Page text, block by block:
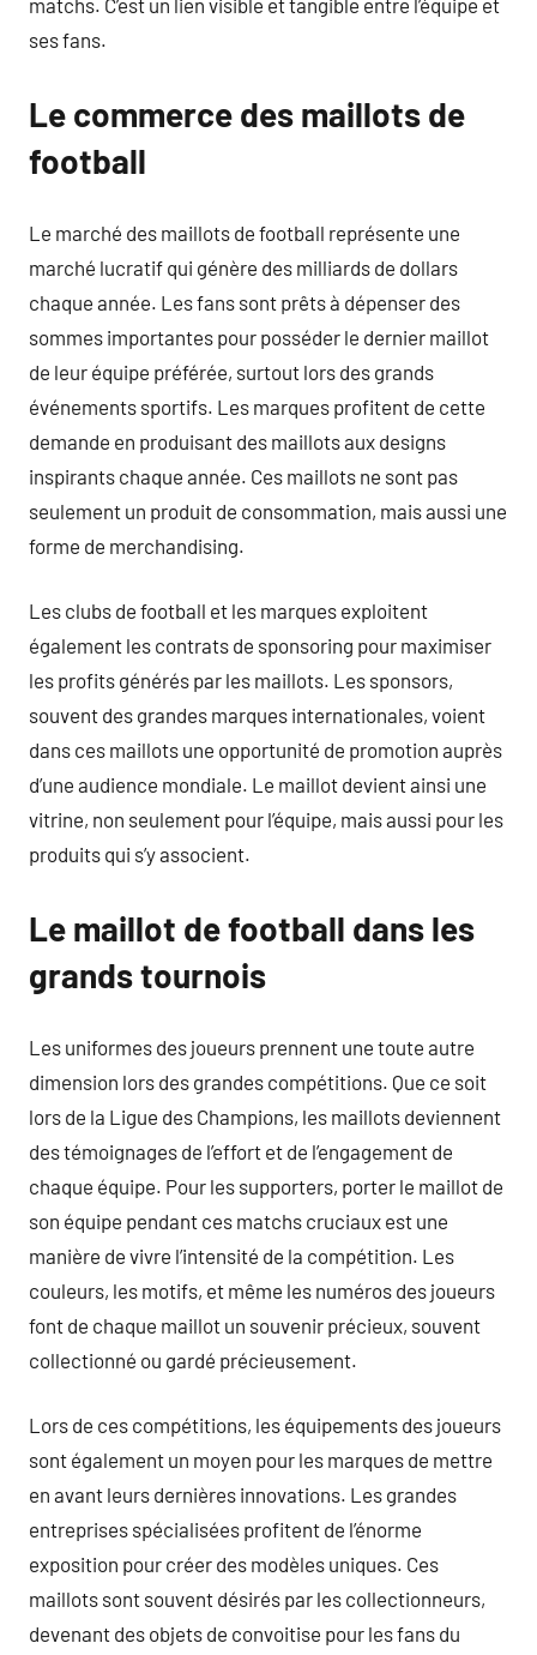
matchs. C’est un lien visible et tangible entre l’équipe et
ses fans.
Le commerce des maillots de
football
Le marché des maillots de football représente une
marché lucratif qui génère des milliards de dollars
chaque année. Les fans sont prêts à dépenser des
sommes importantes pour posséder le dernier maillot
de leur équipe préférée, surtout lors des grands
événements sportifs. Les marques profitent de cette
demande en produisant des maillots aux designs
inspirants chaque année. Ces maillots ne sont pas
seulement un produit de consommation, mais aussi une
forme de merchandising.
Les clubs de football et les marques exploitent
également les contrats de sponsoring pour maximiser
les profits générés par les maillots. Les sponsors,
souvent des grandes marques internationales, voient
dans ces maillots une opportunité de promotion auprès
d’une audience mondiale. Le maillot devient ainsi une
vitrine, non seulement pour l’équipe, mais aussi pour les
produits qui s’y associent.
Le maillot de football dans les
grands tournois
Les uniformes des joueurs prennent une toute autre
dimension lors des grandes compétitions. Que ce soit
lors de la Ligue des Champions, les maillots deviennent
des témoignages de l’effort et de l’engagement de
chaque équipe. Pour les supporters, porter le maillot de
son équipe pendant ces matchs cruciaux est une
manière de vivre l’intensité de la compétition. Les
couleurs, les motifs, et même les numéros des joueurs
font de chaque maillot un souvenir précieux, souvent
collectionné ou gardé précieusement.
Lors de ces compétitions, les équipements des joueurs
sont également un moyen pour les marques de mettre
en avant leurs dernières innovations. Les grandes
entreprises spécialisées profitent de l’énorme
exposition pour créer des modèles uniques. Ces
maillots sont souvent désirés par les collectionneurs,
devenant des objets de convoitise pour les fans du